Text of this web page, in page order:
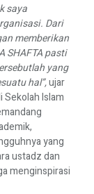
saya
Dari
memberikan
SHAFTA pasti
yang
hal”,ujar
Islam
yang
ustadz dan
menginspirasi